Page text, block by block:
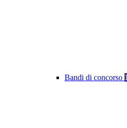
Bandi di concorso